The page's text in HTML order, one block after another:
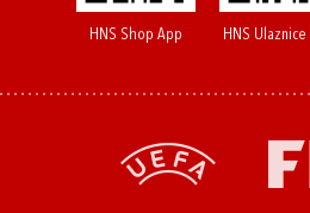
HNS Shop App HNS Ulaznice